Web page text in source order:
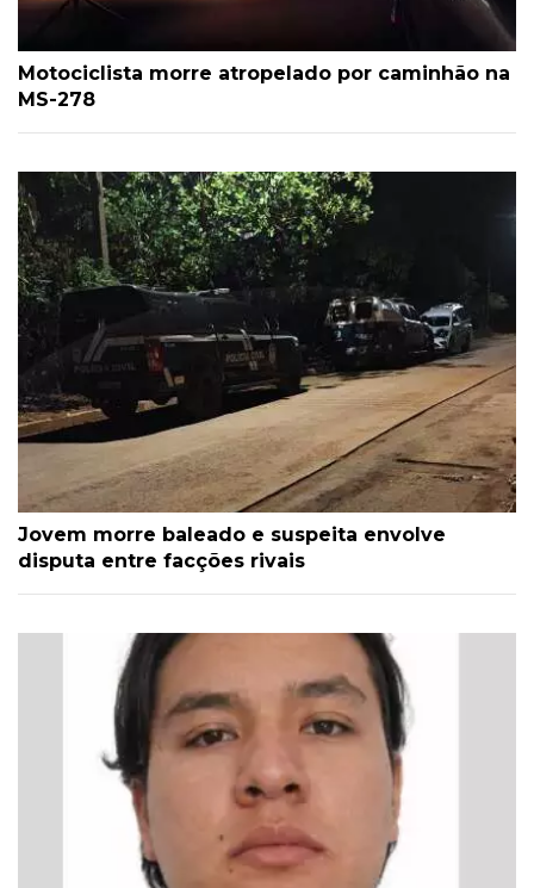
Motociclista morre atropelado por caminhão na
MS-278
Jovem morre baleado e suspeita envolve
disputa entre facções rivais